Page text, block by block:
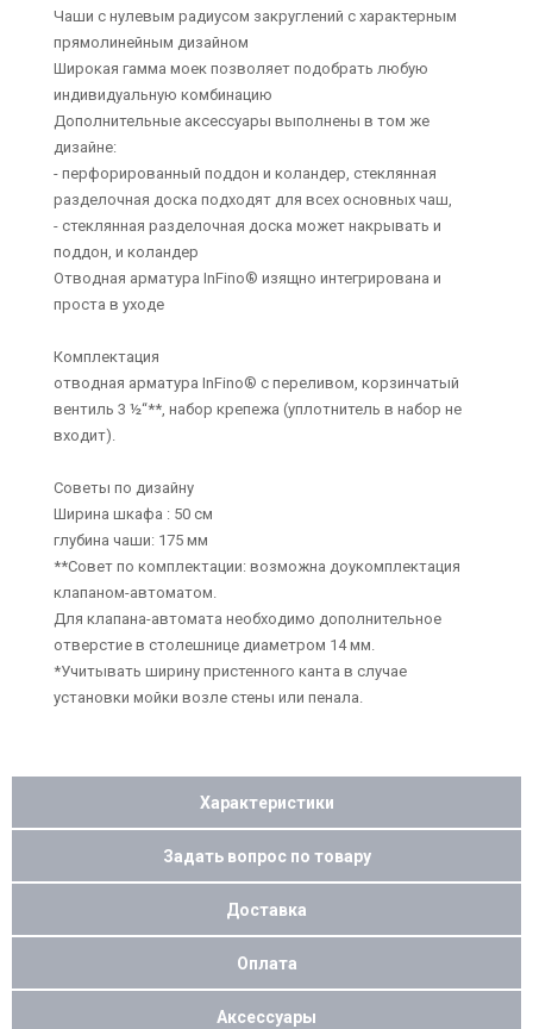
Чаши с нулевым радиусом закруглений с характерным
прямолинейным дизайном
Широкая гамма моек позволяет подобрать любую
индивидуальную комбинацию
Дополнительные аксессуары выполнены в том же
дизайне:
- перфорированный поддон и коландер, стеклянная
разделочная доска подходят для всех основных чаш,
- стеклянная разделочная доска может накрывать и
поддон, и коландер
Отводная арматура InFino® изящно интегрирована и
проста в уходе
Комплектация
отводная арматура InFino® с переливом, корзинчатый
вентиль 3 ½“**, набор крепежа (уплотнитель в набор не
входит).
Советы по дизайну
Ширина шкафа : 50 см
глубина чаши: 175 мм
**Совет по комплектации: возможна доукомплектация
клапаном-автоматом.
Для клапана-автомата необходимо дополнительное
отверстие в столешнице диаметром 14 мм.
*Учитывать ширину пристенного канта в случае
установки мойки возле стены или пенала.
Характеристики
Задать вопрос по товару
Доставка
Оплата
Аксессуары